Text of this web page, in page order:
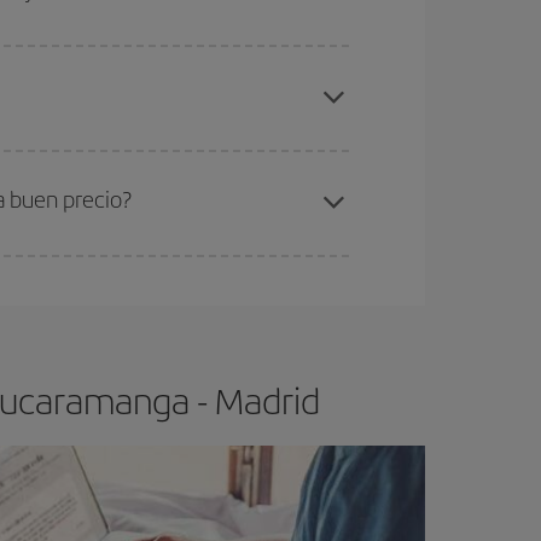
Madrid-dest
buen precio?
- Madrid